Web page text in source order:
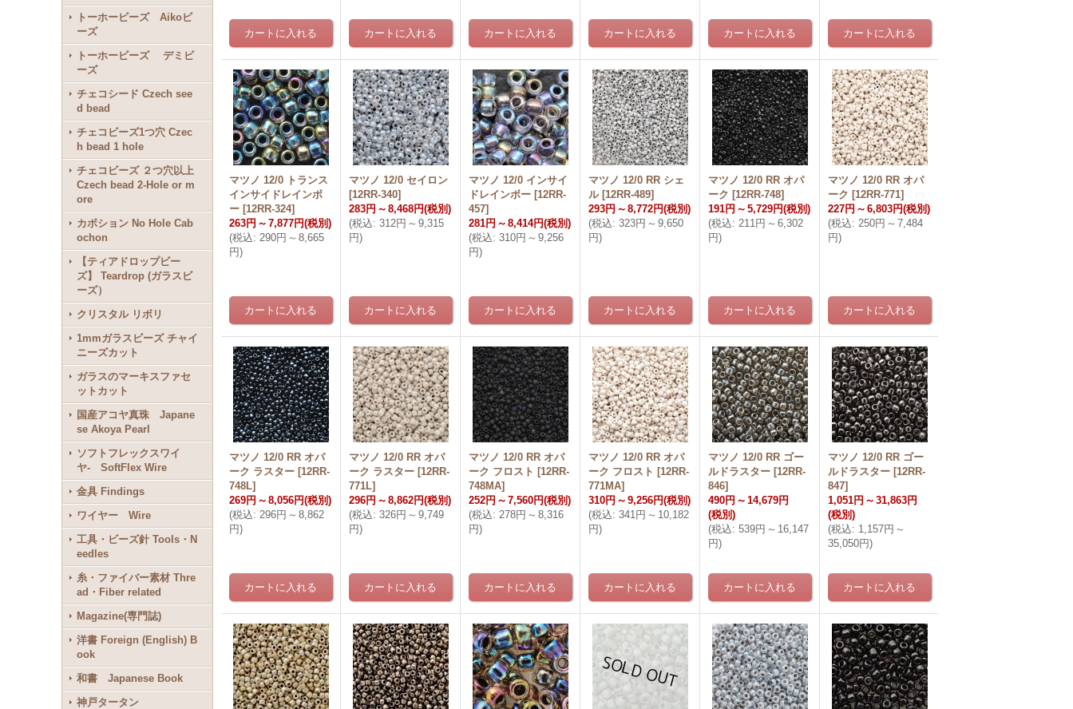
トーホービーズ Aikoビ
ーズ
トーホービーズ デミビ
ーズ
チェコシード Czech see
d bead
チェコビーズ1つ穴 Czec
h bead 1 hole
チェコビーズ ２つ穴以上
Czech bead 2-Hole or m
ore
カボション No Hole Cab
ochon
【ティアドロップビー
ズ】 Teardrop (ガラスビ
ーズ）
クリスタル リボリ
1mmガラスビーズ チャイ
ニーズカット
ガラスのマーキスファセ
ットカット
国産アコヤ真珠 Japane
se Akoya Pearl
ソフトフレックスワイ
ヤ- SoftFlex Wire
金具 Findings
ワイヤー Wire
工具・ビーズ針 Tools・N
eedles
糸・ファイバー素材 Thre
ad・Fiber related
Magazine(専門誌)
洋書 Foreign (English) B
ook
和書 Japanese Book
神戸タータン
マツノ 12/0 トランス
インサイドレインボ
ー [12RR-324]
263円 ～ 7,877円(税別)
(税込: 290円 ～ 8,665
円)
マツノ 12/0 セイロン
[12RR-340]
283円 ～ 8,468円(税別)
(税込: 312円 ～ 9,315
円)
マツノ 12/0 インサイ
ドレインボー [12RR-
457]
281円 ～ 8,414円(税別)
(税込: 310円 ～ 9,256
円)
マツノ 12/0 RR シェ
ル [12RR-489]
293円 ～ 8,772円(税別)
(税込: 323円 ～ 9,650
円)
マツノ 12/0 RR オパ
ーク [12RR-748]
191円 ～ 5,729円(税別)
(税込: 211円 ～ 6,302
円)
マツノ 12/0 RR オパ
ーク [12RR-771]
227円 ～ 6,803円(税別)
(税込: 250円 ～ 7,484
円)
マツノ 12/0 RR オパ
ーク ラスター [12RR-
748L]
269円 ～ 8,056円(税別)
(税込: 296円 ～ 8,862
円)
マツノ 12/0 RR オパ
ーク ラスター [12RR-
771L]
296円 ～ 8,862円(税別)
(税込: 326円 ～ 9,749
円)
マツノ 12/0 RR オパ
ーク フロスト [12RR-
748MA]
252円 ～ 7,560円(税別)
(税込: 278円 ～ 8,316
円)
マツノ 12/0 RR オパ
ーク フロスト [12RR-
771MA]
310円 ～ 9,256円(税別)
(税込: 341円 ～ 10,182
円)
マツノ 12/0 RR ゴー
ルドラスター [12RR-
846]
490円 ～ 14,679円
(税別)
(税込: 539円 ～ 16,147
円)
マツノ 12/0 RR ゴー
ルドラスター [12RR-
847]
1,051円 ～ 31,863円
(税別)
(税込: 1,157円 ～
35,050円)